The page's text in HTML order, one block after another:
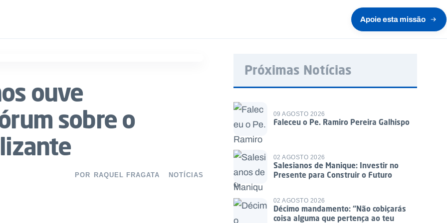
Apoie esta missão
ouve
sobre o
POR RAQUEL FRAGATA NOTÍCIAS
Próximas Notícias
09 AGOSTO 2026
Faleceu o Pe. Ramiro Pereira Galhispo
02 AGOSTO 2026
Salesianos de Manique: Investir no
Presente para Construir o Futuro
02 AGOSTO 2026
Décimo mandamento: “Não cobiçarás
coisa alguma que pertença ao teu